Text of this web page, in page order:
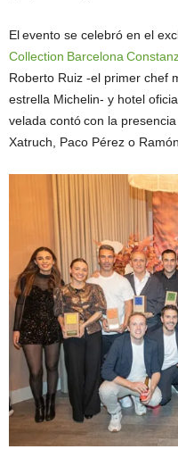
El evento se celebró en el
Collection Barcelona
Roberto Ruiz -el primer chef
estrella Michelin- y hotel
velada contó con la
Xatruch, Paco Pérez o